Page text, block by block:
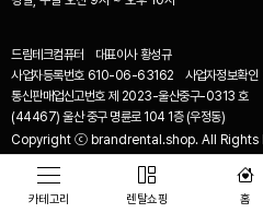
드림테크컴퓨터 대표이사 황성규
사업자등록번호 610-06-63162
사업자정보확인
통신판매업신고번호 제 2023-울산중구-0313 호
(44467) 울산 중구 명륜로 104 1층 (우정동)
Copyright ⓒ brandrental.shop. All Rights
카테고리 렌탈쇼핑 홈
비교하기(0)